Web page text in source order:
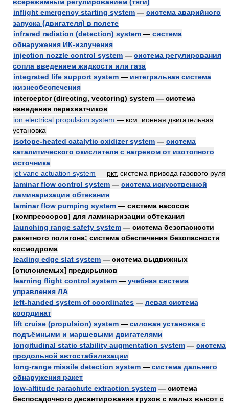
inflight emergency starting system — система аварийного
запуска (двигателя) в полете
infrared radiation (detection) system — система
обнаружения ИК-излучения
injection nozzle control system — система регулирования
сопла введением жидкости или газа
integrated life support system — интегральная система
жизнеобеспечения
interceptor (directing, vectoring) system — система
наведения перехватчиков
ion electrical propulsion system — ксм.
ионная двигательная
установка
isotope-heated catalytic oxidizer system — система
каталитического окислителя с нагревом от изотопного
источника
jet vane actuation system — ркт. система привода газового руля
laminar flow control system — система искусственной
ламинаризации обтекания
laminar flow pumping system — система насосов
[компрессоров] для ламинаризации обтекания
launching range safety system — система безопасности
ракетного полигона; система обеспечения безопасности
космодрома
leading edge slat system — система выдвижных
[отклоняемых] предкрылков
learning flight control system — учебная система
управления ЛА
left-handed system of coordinates — левая система
координат
lift cruise (propulsion) system — силовая установка с
подъёмными и маршевыми двигателями
longitudinal static stability augmentation system — система
продольной автостабилизации
long-range missile detection system — система дальнего
обнаружения ракет
low-altitude parachute extraction system — система
беспосадочного десантирования грузов с малых высот с